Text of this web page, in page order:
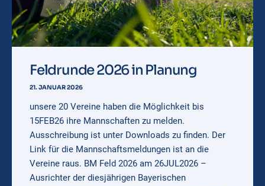
Feldrunde 2026 in Planung
21. JANUAR 2026
unsere 20 Vereine haben die Möglichkeit bis
15FEB26 ihre Mannschaften zu melden.
Ausschreibung ist unter Downloads zu finden. Der
Link für die Mannschaftsmeldungen ist an die
Vereine raus. BM Feld 2026 am 26JUL2026 –
Ausrichter der diesjährigen Bayerischen